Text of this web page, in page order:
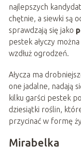
najlepszych
chętnie, a siewki są
sprawdzają się jako
pestek ałyczy
wzdłuż ogrodzeń.
Ałycza ma
one jadalne, nadają
kilku garści pestek
dziesiątki roślin,
przycinać w formę
Mirabelka